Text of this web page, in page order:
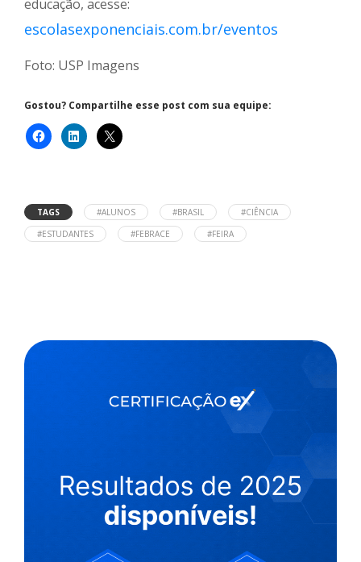
educação, acesse:
escolasexponenciais.com.br/eventos
Foto: USP Imagens
Gostou? Compartilhe esse post com sua equipe:
TAGS #ALUNOS #BRASIL
#CIÊNCIA
#ESTUDANTES
#FEBRACE #FEIRA